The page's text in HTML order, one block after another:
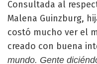
Consultada al
Malena Guinzburg,
costó mucho ver el
creado con buena
mundo. Gente